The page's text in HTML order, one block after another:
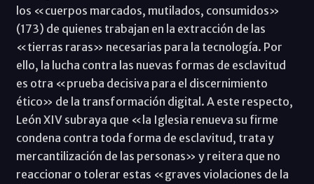
los «cuerpos marcados, mutilados, consumidos»
(173) de quienes trabajan en la extracción de las
«tierras raras» necesarias para la tecnología. Por
ello, la lucha contra las nuevas formas de esclavitud
es otra «prueba decisiva para el discernimiento
ético» de la transformación digital. A este respecto,
León XIV subraya que «la Iglesia renueva su firme
condena contra toda forma de esclavitud, trata y
mercantilización de las personas» y reitera que no
reaccionar o tolerar estas «graves violaciones de la